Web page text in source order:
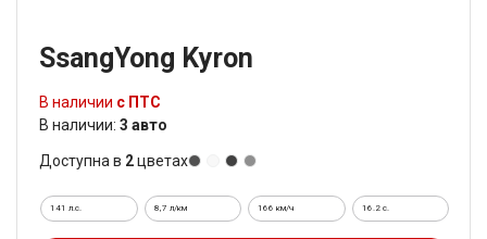
SsangYong Kyron
В наличии с ПТС
В наличии: 3 авто
Доступна в 2цветах
141 л.с. 8,7 л/км 166 км/ч 16.2 c.